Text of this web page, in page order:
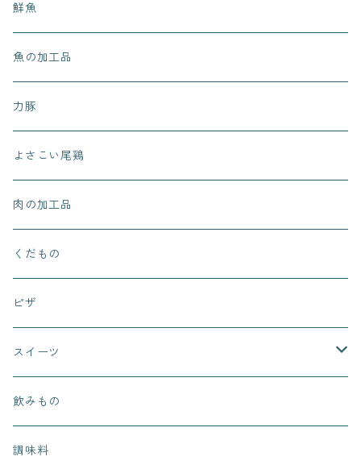
鮮魚
魚の加工品
力豚
よさこい尾鶏
肉の加工品
くだもの
ピザ
スイーツ
まぁるいお月さん
ピノッキオデリ
飲みもの
調味料